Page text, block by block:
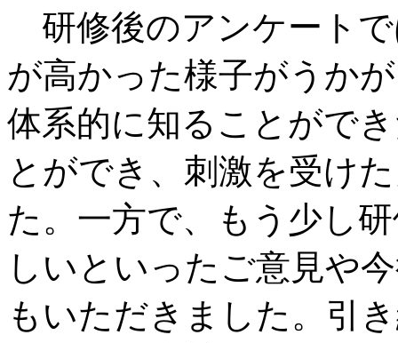
研修後のアンケート
が高かった様子がうか
体系的に知ることがで
とができ、刺激を受け
た。一方で、もう少し
しいといったご意見や
もいただきました。引